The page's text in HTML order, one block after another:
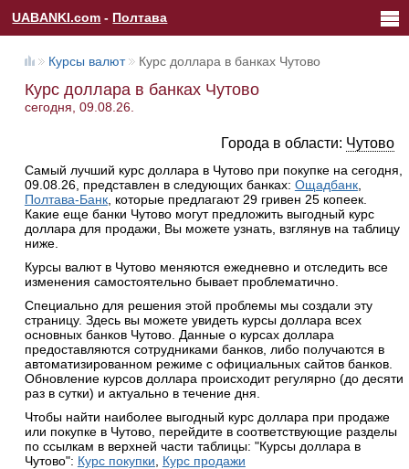
UABANKI.com - Полтава
Курсы валют Курс доллара в банках Чутово
Курс доллара в банках Чутово
сегодня, 09.08.26.
Города в области: Чутово
Самый лучший курс доллара в Чутово при покупке на сегодня,
09.08.26, представлен в следующих банках: Ощадбанк,
Полтава-Банк, которые предлагают 29 гривен 25 копеек.
Какие еще банки Чутово могут предложить выгодный курс
доллара для продажи, Вы можете узнать, взглянув на таблицу
ниже.
Курсы валют в Чутово меняются ежедневно и отследить все
изменения самостоятельно бывает проблематично.
Специально для решения этой проблемы мы создали эту
страницу. Здесь вы можете увидеть курсы доллара всех
основных банков Чутово. Данные о курсах доллара
предоставляются сотрудниками банков, либо получаются в
автоматизированном режиме с официальных сайтов банков.
Обновление курсов доллара происходит регулярно (до десяти
раз в сутки) и актуально в течение дня.
Чтобы найти наиболее выгодный курс доллара при продаже
или покупке в Чутово, перейдите в соответствующие разделы
по ссылкам в верхней части таблицы: "Курсы доллара в
Чутово": Курс покупки Курс продажи